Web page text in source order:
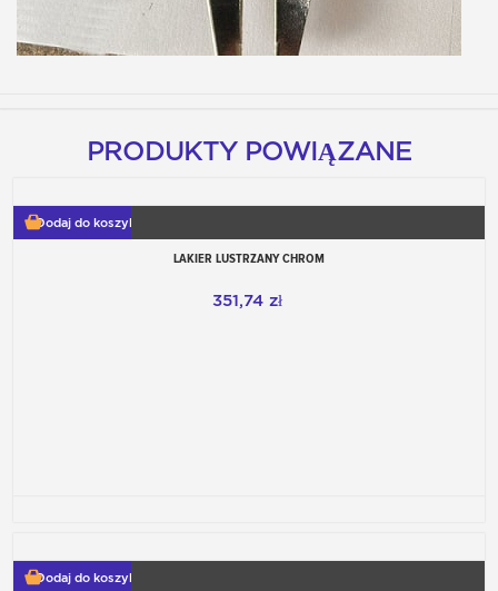
PRODUKTY POWIĄZANE
Dodaj do koszyka
LAKIER LUSTRZANY CHROM
351,74 zł
Dodaj do koszyka